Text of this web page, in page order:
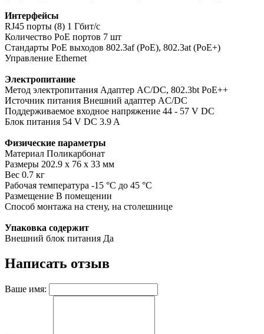
Интерфейсы
RJ45 порты (8) 1 Гбит/c
Количество PoE портов 7 шт
Стандарты PoE выходов 802.3af (PoE), 802.3at (PoE+)
Управление Ethernet
Электропитание
Метод электропитания Адаптер AC/DC, 802.3bt PoE++
Источник питания Внешний адаптер AC/DC
Поддерживаемое входное напряжение 44 - 57 V DC
Блок питания 54 V DC 3.9 A
Физические параметры
Материал Поликарбонат
Размеры 202.9 x 76 x 33 мм
Вес 0.7 кг
Рабочая температура -15 °C до 45 °C
Размещение В помещении
Способ монтажа на стену, на столешнице
Упаковка содержит
Внешний блок питания Да
Написать отзыв
Ваше имя: